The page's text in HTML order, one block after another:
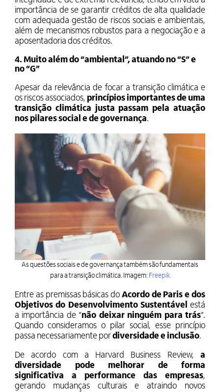
importância de se garantir créditos de alta qualidade
com adequada gestão de riscos sociais e ambientais,
além de mecanismos robustos para a negociação e a
aposentadoria dos créditos.
4. Muito além do “ambiental”, atuando no “S” e
no “G”
Apesar da relevância de focar a transição climática e
os riscos associados, princípios importantes de uma
transição climática justa passam pela atuação
nos pilares social e de governança.
As questões sociais e de governança também são fundamentais
para a transição climática. Imagem: Freepik
Entre as premissas básicas do Acordo de Paris e dos
Objetivos do Desenvolvimento Sustentável está
a importância de “não deixar ninguém para trás”.
Quando consideramos o pilar social, esse princípio
passa necessariamente pordiversidade e inclusão.
De acordo com a Harvard Business Review, a
diversidade pode melhorar de forma
significativa a performance das empresas,
gerando mudanças culturais e atraindo novos